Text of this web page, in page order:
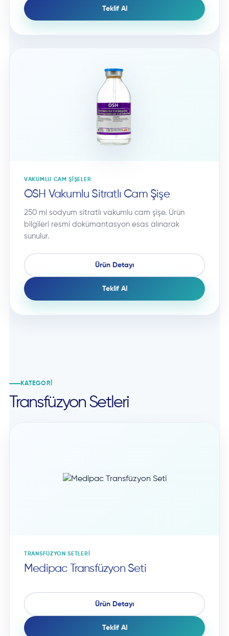
Teklif Al
VAKUMLU CAM ŞIŞELER
OSH Vakumlu Sitratlı Cam Şişe
250 ml sodyum sitratlı vakumlu cam şişe. Ürün
bilgileri resmi dokümantasyon esas alınarak
sunulur.
Ürün Detayı
Teklif Al
KATEGORI
Transfüzyon Setleri
TRANSFÜZYON SETLERI
Medipac Transfüzyon Seti
Ürün Detayı
Teklif Al